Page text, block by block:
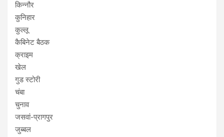
किन्नौर
कुनिहार
कुल्लू
कैबिनेट बैठक
क्राइम
खेल
गुड स्टोरी
चंबा
चुनाव
जसवां-प्रागपुर
जुब्बल